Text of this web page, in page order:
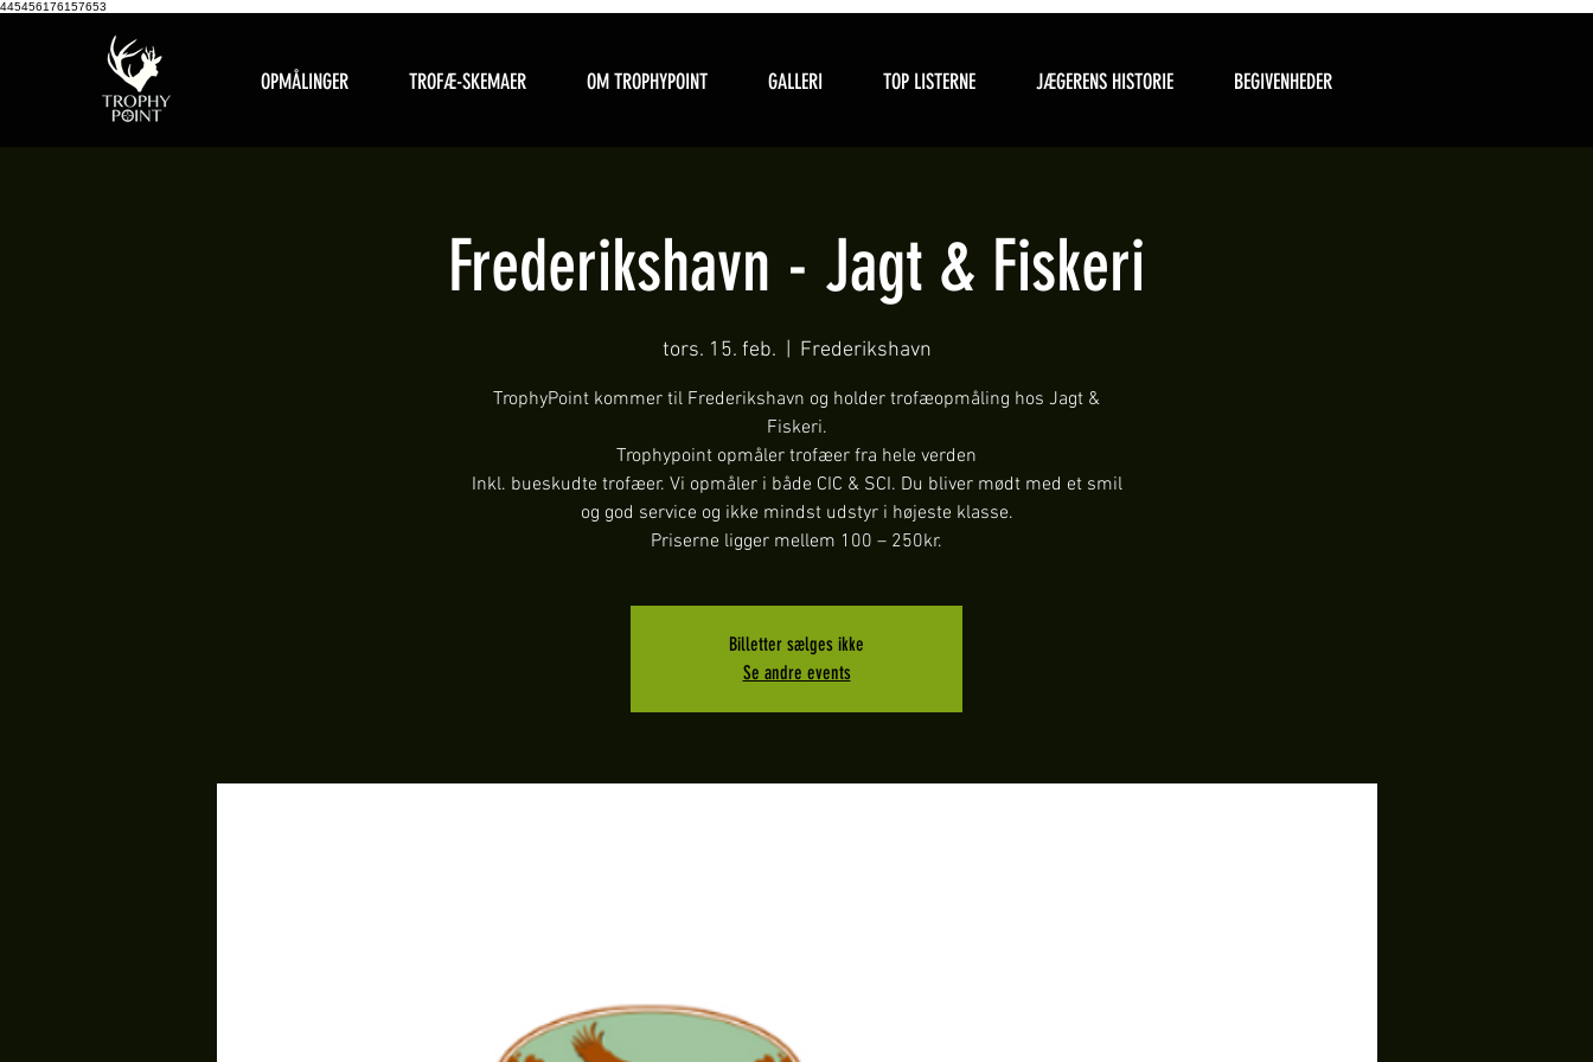
445456176157653
OPMÅLINGER TROFÆ-SKEMAER OM TROPHYPOINT GALLERI TOP LISTERNE JÆGERENS HISTORIE BEGIVENHEDER
Frederikshavn - Jagt & Fiskeri
tors. 15. feb. Frederikshavn
TrophyPoint kommer til Frederikshavn og holder trofæopmåling hos Jagt &
Fiskeri.
Trophypoint opmåler trofæer fra hele verden
Inkl. bueskudte trofæer. Vi opmåler i både CIC & SCI. Du bliver mødt med et smil
og god service og ikke mindst udstyr i højeste klasse.
Billetter sælges ikke
Se andre events